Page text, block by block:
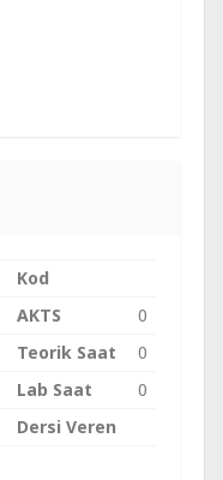
Kod
AKTS
0
Teorik Saat
0
Lab Saat
0
Dersi Veren